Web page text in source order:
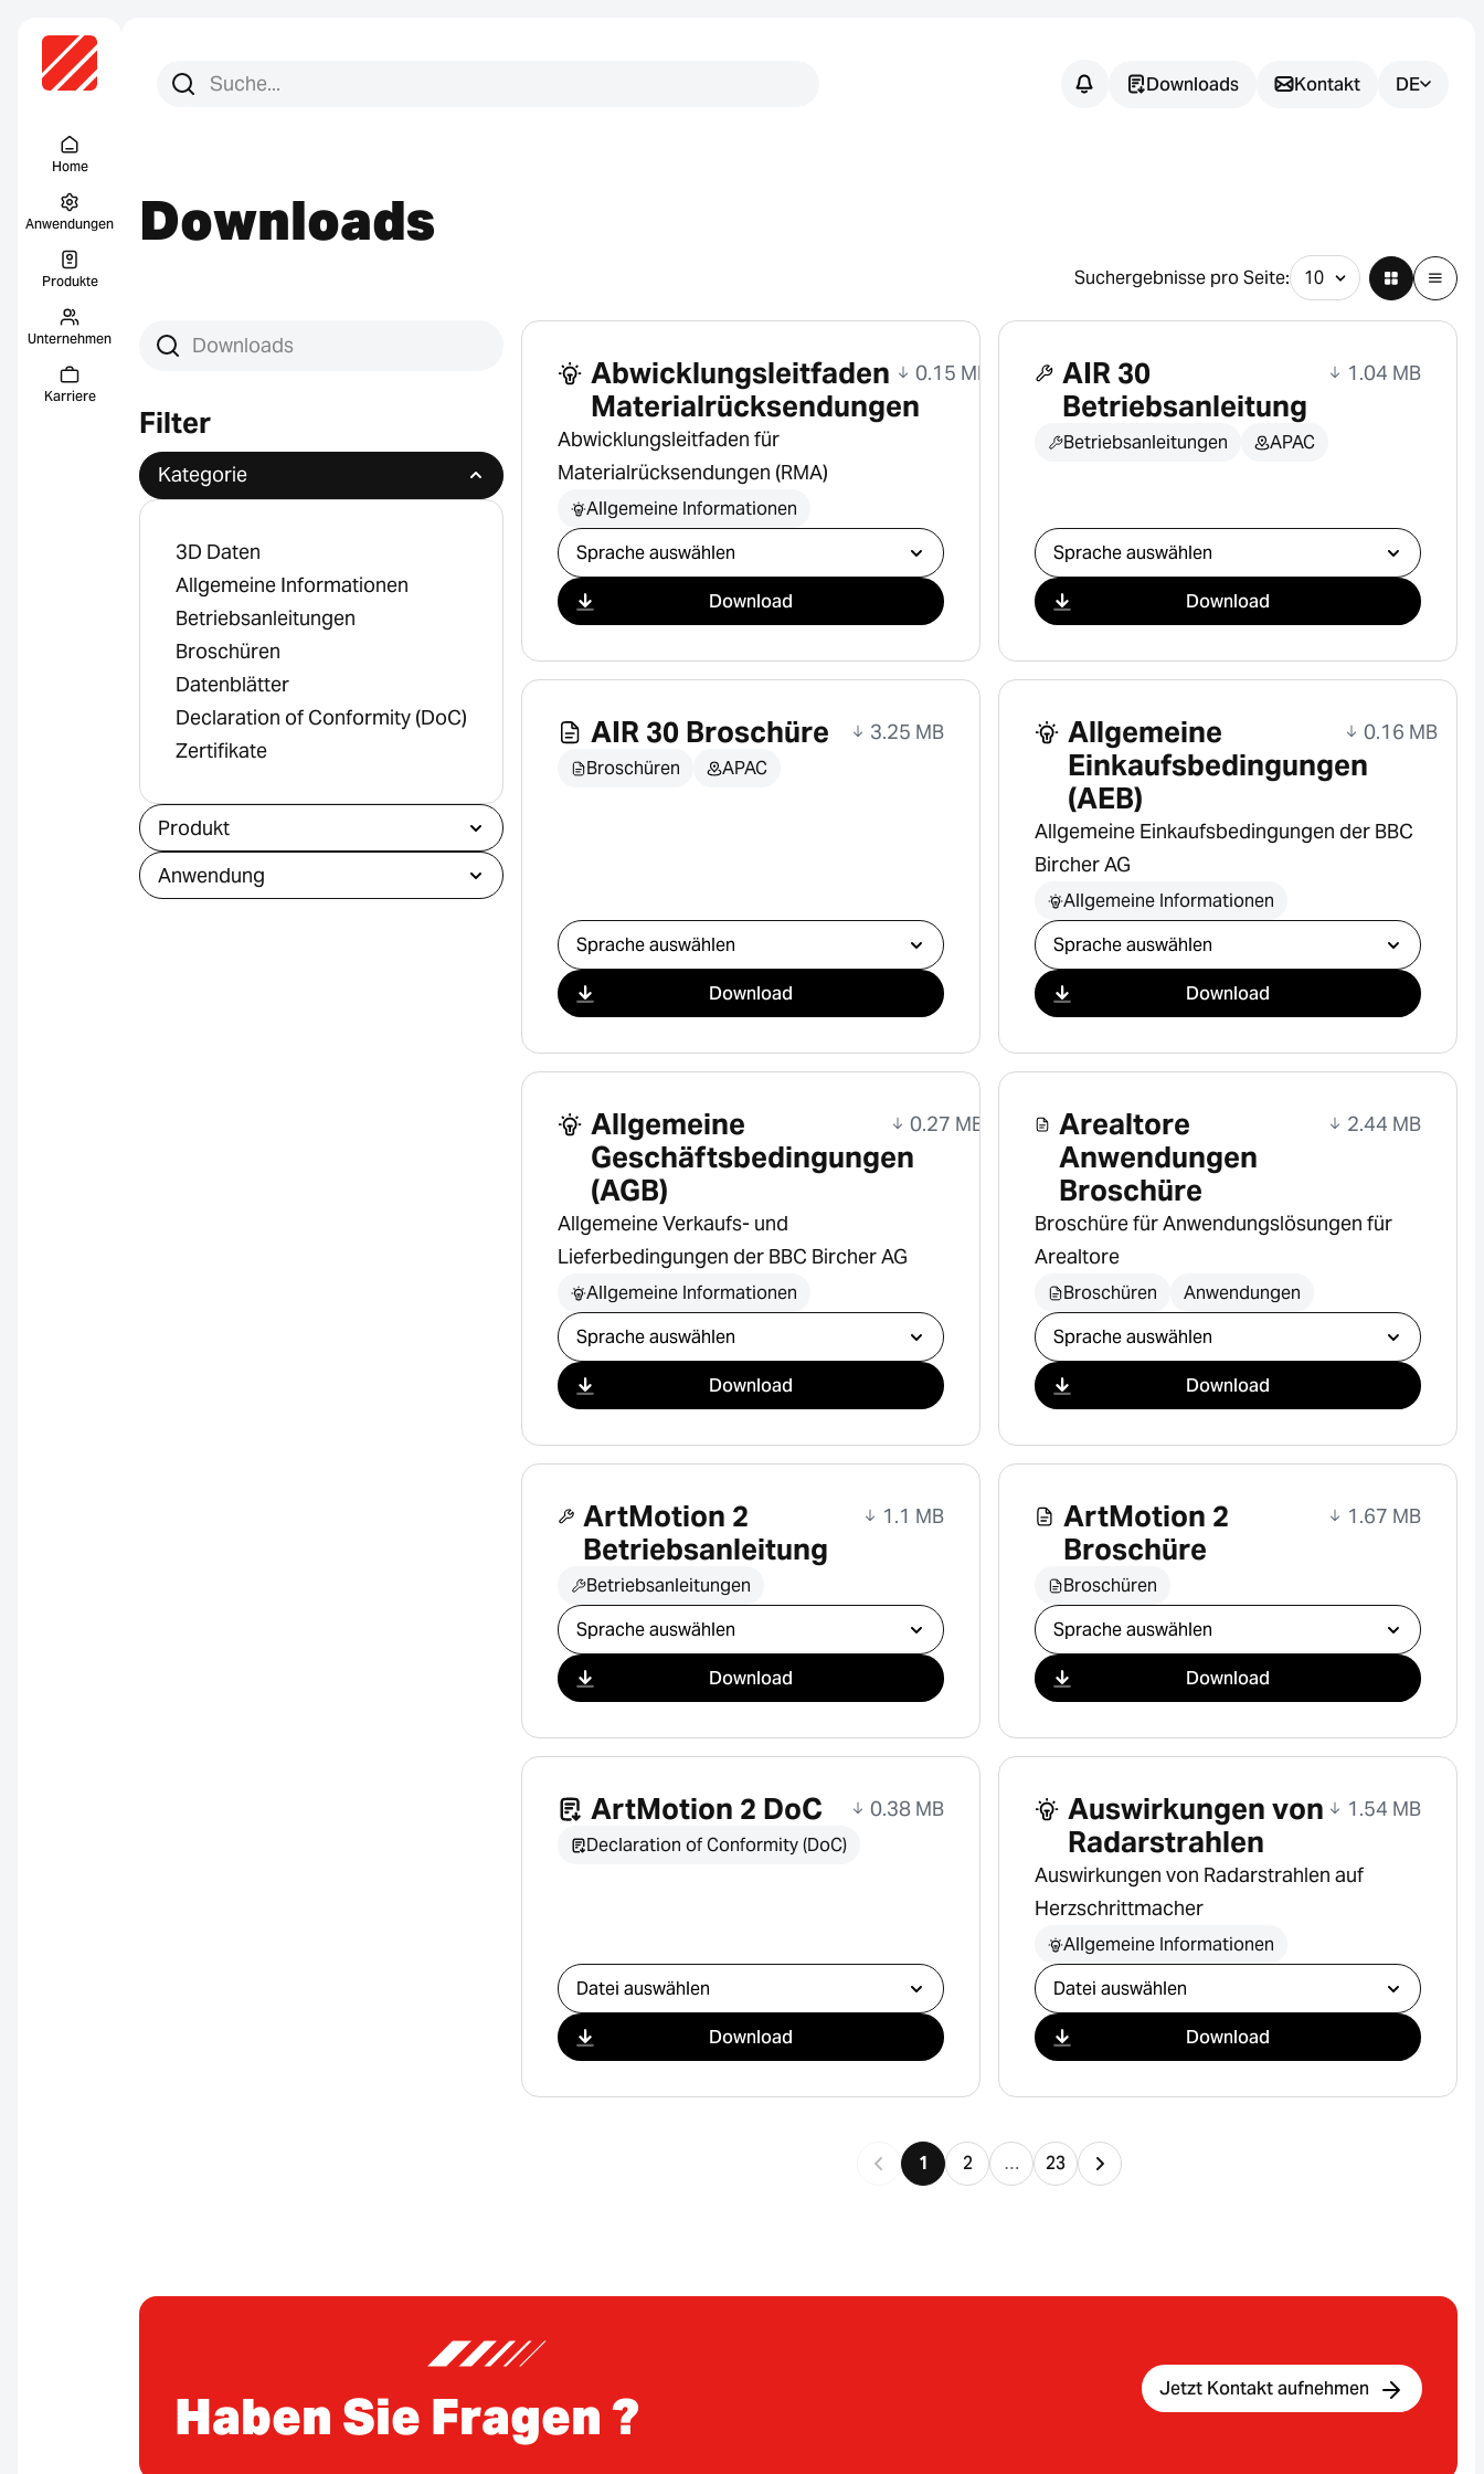
Home
Anwendungen
Produkte
Unternehmen
Karriere
Suchen Sie nach:
Suche
Downloads Kontakt DE
Downloads
Suchergebnisse pro Seite:
Downloads suchen
Filter
Kategorie
3D Daten
Allgemeine Informationen
Betriebsanleitungen
Broschüren
Datenblätter
Declaration of Conformity (DoC)
Zertifikate
Produkt
Anwendung
Abwicklungsleitfaden
Materialrücksendungen
0.15 MB
Abwicklungsleitfaden für
Materialrücksendungen (RMA)
Allgemeine Informationen
Download auswählen
Download
AIR 30
Betriebsanleitung
1.04 MB
Betriebsanleitungen APAC
Download auswählen
Download
AIR 30 Broschüre 3.25 MB
Broschüren APAC
Download auswählen
Download
Allgemeine
Einkaufsbedingungen
(AEB)
0.16 MB
Allgemeine Einkaufsbedingungen der BBC
Bircher AG
Allgemeine Informationen
Download auswählen
Download
Allgemeine
Geschäftsbedingungen
(AGB)
0.27 MB
Allgemeine Verkaufs- und
Lieferbedingungen der BBC Bircher AG
Allgemeine Informationen
Download auswählen
Download
Arealtore
Anwendungen
Broschüre
2.44 MB
Broschüre für Anwendungslösungen für
Arealtore
Broschüren Anwendungen
Download auswählen
Download
ArtMotion 2
Betriebsanleitung
1.1 MB
Betriebsanleitungen
Download auswählen
Download
ArtMotion 2
Broschüre
1.67 MB
Broschüren
Download auswählen
Download
ArtMotion 2 DoC 0.38 MB
Declaration of Conformity (DoC)
Download auswählen
Download
Auswirkungen von
Radarstrahlen
1.54 MB
Auswirkungen von Radarstrahlen auf
Herzschrittmacher
Allgemeine Informationen
Download auswählen
Download
1 2 … 23
Haben Sie Fragen ? Jetzt Kontakt aufnehmen
Fragen?
Wir unterstützen Sie dabei, die
Anwendung zu finden.